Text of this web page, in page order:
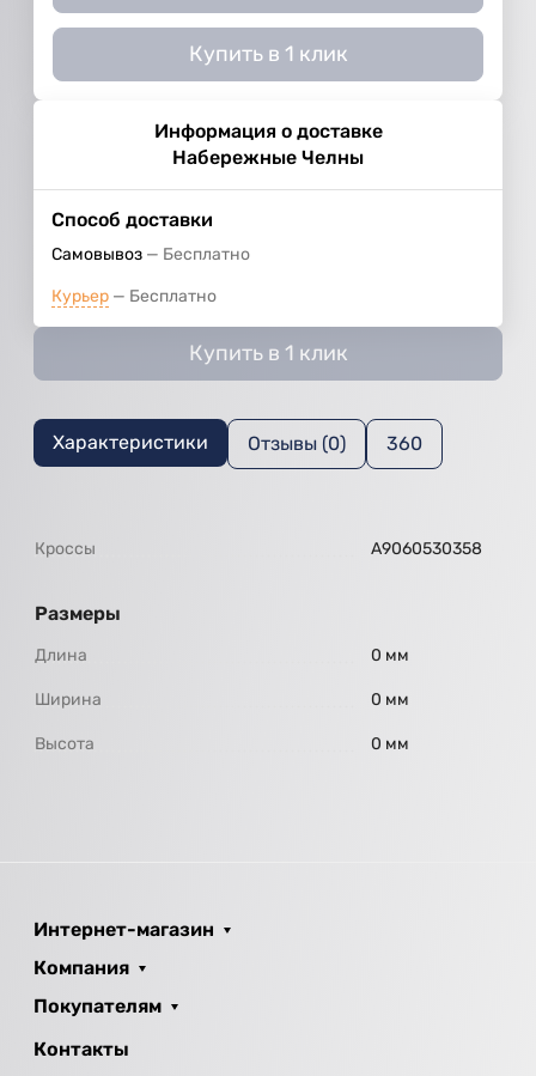
Купить в 1 клик
Информация о доставке
Набережные Челны
Способ доставки
Самовывоз Бесплатно
Курьер Бесплатно
Купить в 1 клик
Характеристики Отзывы (0) 360
Кроссы А9060530358
Размеры
Длина 0 мм
Ширина 0 мм
Высота 0 мм
Интернет-магазин
Компания
Покупателям
Контакты